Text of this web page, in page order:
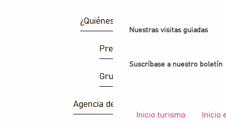
Nuestras visitas guiadas
Suscríbase a nuestro boletín
Inicio turismo Inicio
¿Quiénes somos?
Prensa
Grupos
Agencia de atracción